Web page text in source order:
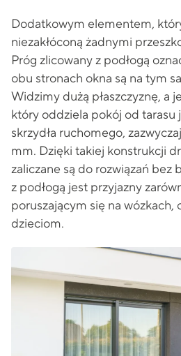
Dodatkowym elementem,
niezakłóconą żadnymi
Próg zlicowany z podłogą
obu stronach okna są na tym
Widzimy dużą płaszczyznę, a
który oddziela pokój od tarasu
skrzydła ruchomego,
mm. Dzięki takiej konstrukcji
zaliczane są do rozwiązań bez
z podłogą jest przyjazny
poruszającym się na wózkach,
dzieciom.